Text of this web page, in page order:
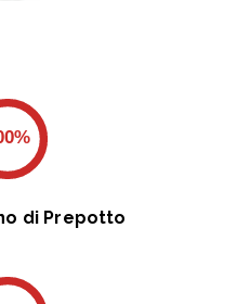
di Prepotto